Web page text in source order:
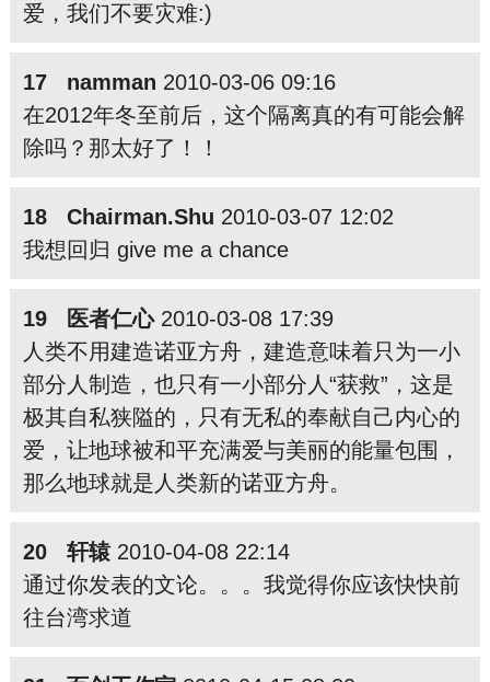
爱，我们不要灾难:)
17 namman 2010-03-06 09:16
在2012年冬至前后，这个隔离真的有可能会解
除吗？那太好了！！
18 Chairman.Shu 2010-03-07 12:02
我想回归 give me a chance
19 医者仁心2010-03-08 17:39
人类不用建造诺亚方舟，建造意味着只为一小
部分人制造，也只有一小部分人“获救”，这是
极其自私狭隘的，只有无私的奉献自己内心的
爱，让地球被和平充满爱与美丽的能量包围，
那么地球就是人类新的诺亚方舟。
20 轩辕2010-04-08 22:14
通过你发表的文论。。。我觉得你应该快快前
往台湾求道